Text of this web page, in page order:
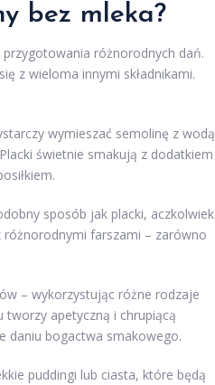
bez mleka?
różnorodnych dań.
z wieloma innymi składnikami.
wymieszać semolinę z wodą
świetnie smakują z dodatkiem
sposób jak placki, aczkolwiek
różnorodnymi farszami – zarówno
– wykorzystując różne rodzaje
apetyczną i chrupiącą
daniu bogactwa smakowego.
puddingi lub ciasta, które będą